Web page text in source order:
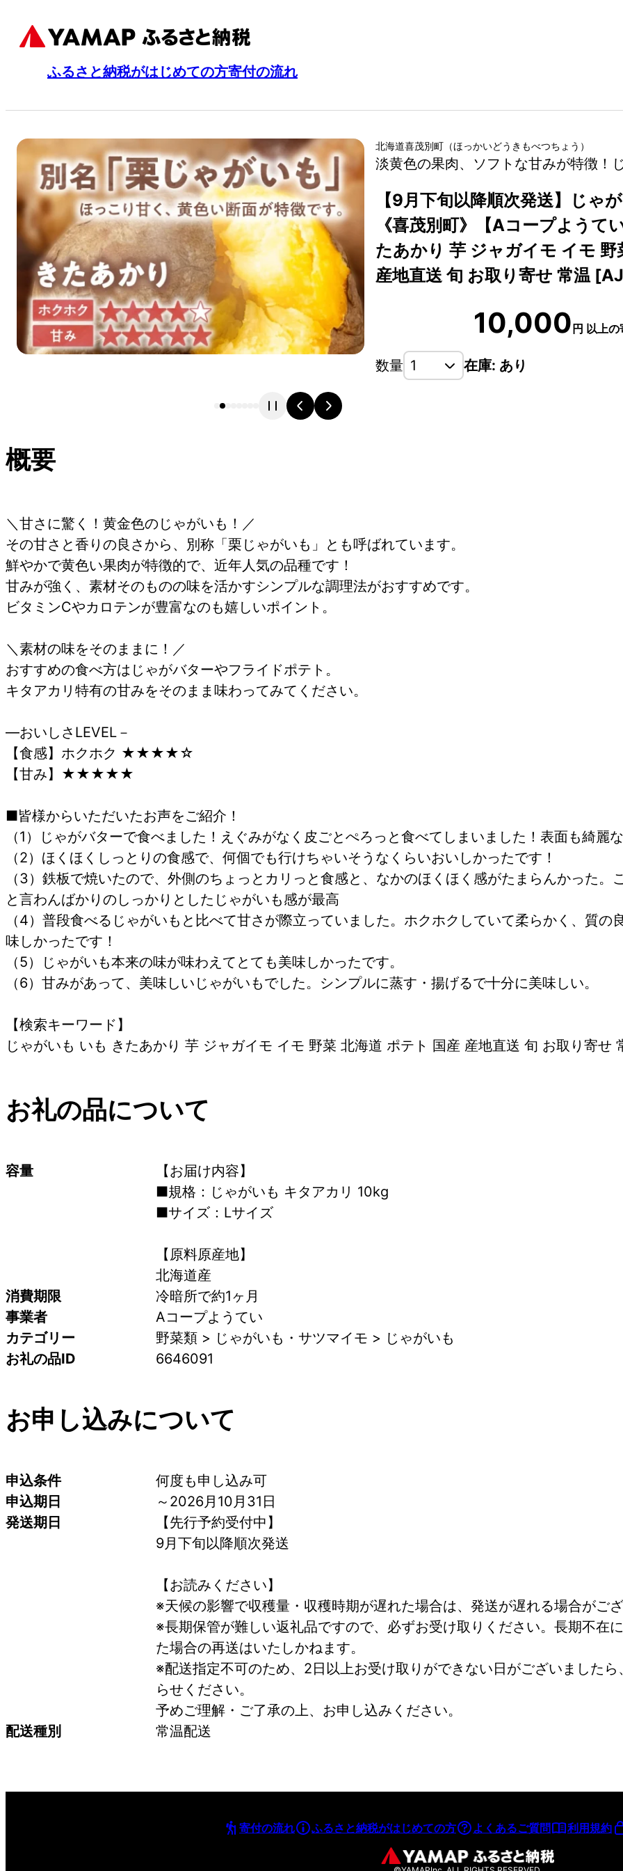
ふるさと納税がはじめての方寄付の流れ
北海道喜茂別町 （ほっかいどう きもべつちょう ）
淡黄色の果肉、ソフトな甘みが特徴！
【9月下旬以降順次発送】じゃ
《喜茂別町》【Aコープようて
たあかり 芋 ジャガイモ イモ 野
産地直送 旬 お取り寄せ 常温
10,000円 以上の
数量 在庫: あり
概要
＼甘さに驚く！黄金色のじゃがいも！／
その甘さと香りの良さから、別称「栗じゃがいも」とも呼ばれています。
鮮やかで黄色い果肉が特徴的で、近年人気の品種です！
甘みが強く、素材そのものの味を活かすシンプルな調理法がおすすめです。
ビタミンCやカロテンが豊富なのも嬉しいポイント。
＼素材の味をそのままに！／
おすすめの食べ方はじゃがバターやフライドポテト。
キタアカリ特有の甘みをそのまま味わってみてください。
―おいしさLEVEL－
【食感】ホクホク ★★★★☆
【甘み】★★★★★
■皆様からいただいたお声をご紹介！
（1）じゃがバターで食べました！えぐみがなく皮ごとぺろっと食べてしまいました！表面も綺麗
（2）ほくほくしっとりの食感で、何個でも行けちゃいそうなくらいおいしかったです！
（3）鉄板で焼いたので、外側のちょっとカリっと食感と、なかのほくほく感がたまらんかった。
と言わんばかりのしっかりとしたじゃがいも感が最高
（4）普段食べるじゃがいもと比べて甘さが際立っていました。ホクホクしていて柔らかく、質の
味しかったです！
（5）じゃがいも本来の味が味わえてとても美味しかったです。
（6）甘みがあって、美味しいじゃがいもでした。シンプルに蒸す・揚げるで十分に美味しい。
【検索キーワード】
じゃがいも いも きたあかり 芋 ジャガイモ イモ 野菜 北海道 ポテト 国産 産地直送 旬 お取り寄せ
お礼の品について
容量
【お届け内容】
■規格：じゃがいも キタアカリ 10kg
■サイズ：Lサイズ
【原料原産地】
北海道産
消費期限
冷暗所で約1ヶ月
事業者
Aコープようてい
カテゴリー
野菜類 > じゃがいも・サツマイモ > じゃがいも
お礼の品ID
6646091
お申し込みについて
申込条件
何度も申し込み可
申込期日
～2026月10月31日
発送期日
【先行予約受付中】
9月下旬以降順次発送
【お読みください】
※天候の影響で収穫量・収穫時期が遅れた場合は、発送が遅れる場合がご
※長期保管が難しい返礼品ですので、必ずお受け取りください。長期不在
た場合の再送はいたしかねます。
※配送指定不可のため、2日以上お受け取りができない日がございました
らせください。
予めご理解・ご了承の上、お申し込みください。
配送種別
常温配送
寄付の流れ ふるさと納税がはじめての方 よくあるご質問 利用規約